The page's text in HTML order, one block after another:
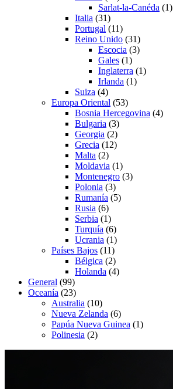
Sarlat-la-Canéda (1)
Italia (31)
Portugal (11)
Reino Unido (31)
Escocia (3)
Gales (1)
Inglaterra (1)
Irlanda (1)
Suiza (4)
Europa Oriental (53)
Bosnia Hercegovina (4)
Bulgaria (3)
Georgia (2)
Grecia (12)
Malta (2)
Moldavia (1)
Montenegro (3)
Polonia (3)
Rumanía (5)
Rusia (6)
Serbia (1)
Turquía (6)
Ucrania (1)
Países Bajos (11)
Bélgica (2)
Holanda (4)
General (99)
Oceanía (23)
Australia (10)
Nueva Zelanda (6)
Papúa Nueva Guinea (1)
Polinesia (2)